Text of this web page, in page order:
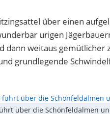
über einen
urigen
dann weitaus
grundlegende
über die Schönfeldalmen